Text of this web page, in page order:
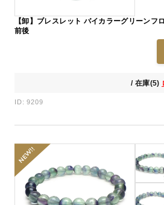
【卸】ブレスレット バイカラーグリーン
前後
/ 在庫(5)
ID: 9209